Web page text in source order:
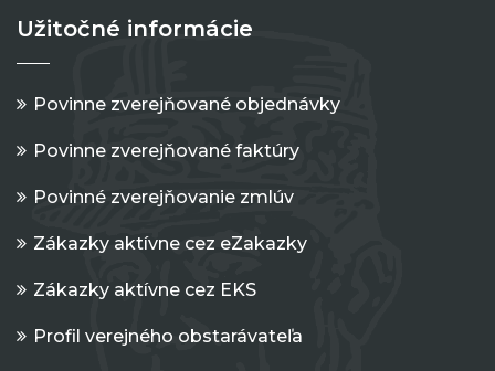
Užitočné informácie
Povinne zverejňované objednávky
Povinne zverejňované faktúry
Povinné zverejňovanie zmlúv
Zákazky aktívne cez eZakazky
Zákazky aktívne cez EKS
Profil verejného obstarávateľa